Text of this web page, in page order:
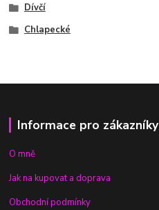
Dívčí
Chlapecké
Informace pro zákazníky
O mně
Jak na kupovat a doprava
Obchodní podmínky